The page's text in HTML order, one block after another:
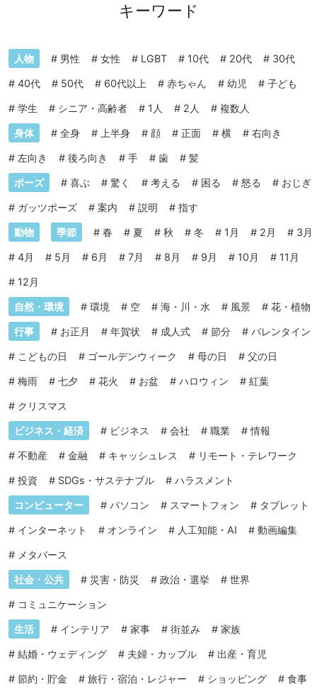
キーワード
人物 # 男性 # 女性 # LGBT # 10代 # 20代 # 30代
# 40代 # 50代 # 60代以上 # 赤ちゃん # 幼児 # 子ども
# 学生 # シニア・高齢者 # 1人 # 2人 # 複数人
身体 # 全身 # 上半身 # 顔 # 正面 # 横 # 右向き
# 左向き # 後ろ向き # 手 # 歯 # 髪
ポーズ # 喜ぶ # 驚く # 考える # 困る # 怒る # おじぎ
# ガッツポーズ # 案内 # 説明 # 指す
動物 季節 # 春 # 夏 # 秋 # 冬 # 1月 # 2月 # 3月
# 4月 # 5月 # 6月 # 7月 # 8月 # 9月 # 10月 # 11月
# 12月
自然・環境 # 環境 # 空 # 海・川・水 # 風景 # 花・植物
行事 # お正月 # 年賀状 # 成人式 # 節分 # バレンタイン
# こどもの日 # ゴールデンウィーク # 母の日 # 父の日
# 梅雨 # 七夕 # 花火 # お盆 # ハロウィン # 紅葉
# クリスマス
ビジネス・経済 # ビジネス # 会社 # 職業 #情報
# 不動産 # 金融 # キャッシュレス # リモート・テレワーク
# 投資 # SDGs・サステナブル # ハラスメント
コンピューター # パソコン # スマートフォン # タブレット
# インターネット # オンライン # 人工知能・AI # 動画編集
# メタバース
社会・公共 # 災害・防災 # 政治・選挙 # 世界
# コミュニケーション
生活 # インテリア # 家事 # 街並み # 家族
# 結婚・ウェディング # 夫婦・カップル # 出産・育児
# 節約・貯金 # 旅行・宿泊・レジャー # ショッピング # 食事